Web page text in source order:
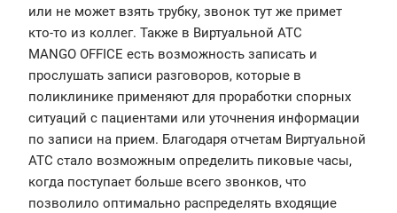
или не может взять трубку, звонок тут же примет
кто-то из коллег. Также в Виртуальной АТС
MANGO OFFICE есть возможность записать и
прослушать записи разговоров, которые в
поликлинике применяют для проработки спорных
ситуаций с пациентами или уточнения информации
по записи на прием. Благодаря отчетам Виртуальной
АТС стало возможным определить пиковые часы,
когда поступает больше всего звонков, что
позволило оптимально распределять входящие